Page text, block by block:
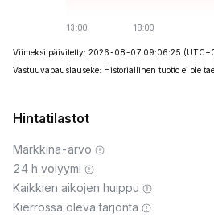
Viimeksi päivitetty: 2026-08-07 09:06:25
Vastuuvapauslauseke: Historiallinen tuotto ei ole
Hintatilastot
Markkina-arvo
24 h volyymi
Kaikkien aikojen huippu
Kierrossa oleva tarjonta